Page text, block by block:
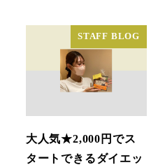
STAFF BLOG
大人気★2,000円でス
タートできるダイエッ